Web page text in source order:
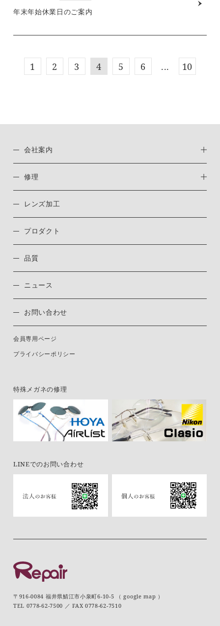
年末年始休業日のご案内
1 2 3 4 5 6 ... 10
会社案内
修理
レンズ加工
プロダクト
品質
ニュース
お問い合わせ
会員専用ページ
プライバシーポリシー
特殊メガネの修理
LINEでのお問い合わせ
〒916-0084 福井県鯖江市小泉町6-10-5 （google map ）
TEL 0778-62-7500 ／ FAX 0778-62-7510